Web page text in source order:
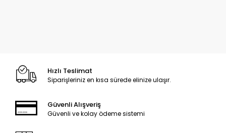
Hızlı Teslimat
Siparişleriniz en kısa sürede elinize ulaşır.
Güvenli Alışveriş
Güvenli ve kolay ödeme sistemi